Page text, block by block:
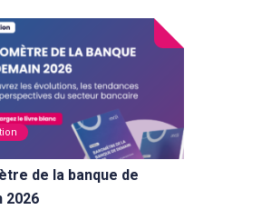
de la banque de
2026